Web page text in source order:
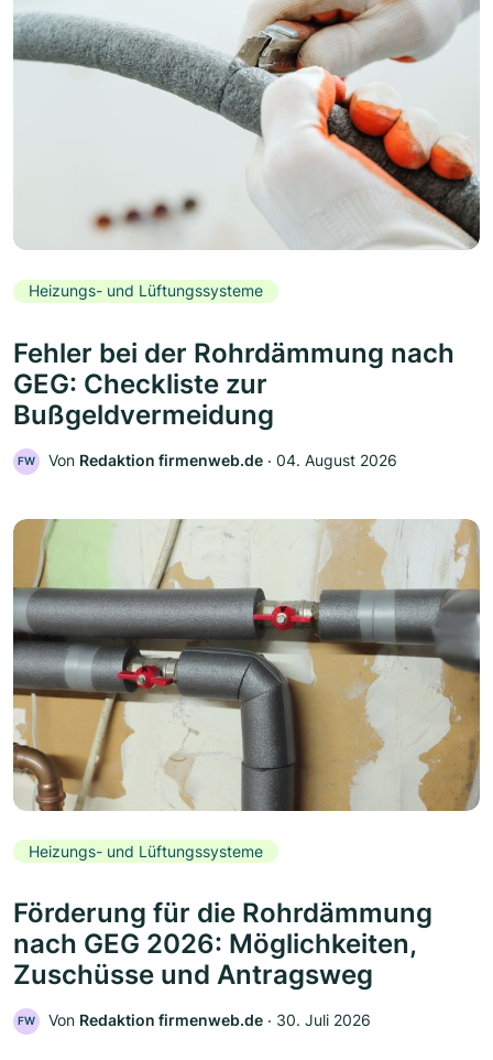
Heizungs- und Lüftungssysteme
Fehler bei der Rohrdämmung nach
GEG: Checkliste zur
Bußgeldvermeidung
FW Von Redaktion firmenweb.de ‧ 04. August 2026
Heizungs- und Lüftungssysteme
Förderung für die Rohrdämmung
nach GEG 2026: Möglichkeiten,
Zuschüsse und Antragsweg
FW Von Redaktion firmenweb.de ‧ 30. Juli 2026